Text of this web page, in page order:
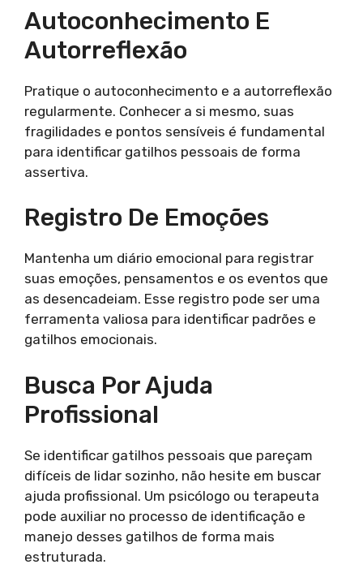
Autoconhecimento E
Autorreflexão
Pratique o autoconhecimento e a autorreflexão
regularmente. Conhecer a si mesmo, suas
fragilidades e pontos sensíveis é fundamental
para identificar gatilhos pessoais de forma
assertiva.
Registro De Emoções
Mantenha um diário emocional para registrar
suas emoções, pensamentos e os eventos que
as desencadeiam. Esse registro pode ser uma
ferramenta valiosa para identificar padrões e
gatilhos emocionais.
Busca Por Ajuda
Profissional
Se identificar gatilhos pessoais que pareçam
difíceis de lidar sozinho, não hesite em buscar
ajuda profissional. Um psicólogo ou terapeuta
pode auxiliar no processo de identificação e
manejo desses gatilhos de forma mais
estruturada.